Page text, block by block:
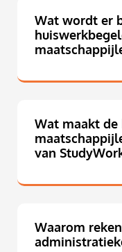
Wat wordt er
Wat maakt
van
Waarom